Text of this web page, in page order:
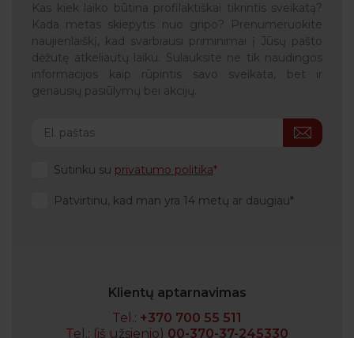
Daržovės
Vaisiai
Riešutai & sėklos
Mėsa
Žuvis & jūros gėrybės
Žolelės & prieskoniai
Kas kiek laiko būtina profilaktiškai tikrintis sveikatą?
Kada metas skiepytis nuo gripo? Prenumeruokite
naujienlaiškį, kad svarbiausi priminimai į Jūsų pašto
dėžutę atkeliautų laiku. Sulauksite ne tik naudingos
informacijos kaip rūpintis savo sveikata, bet ir
geriausių pasiūlymų bei akcijų.
Sutinku su privatumo politika
Patvirtinu, kad man yra 14 metų ar daugiau
Klientų aptarnavimas
Tel.: +370 700 55 511
Tel.: (iš užsienio) 00-370-37-245330